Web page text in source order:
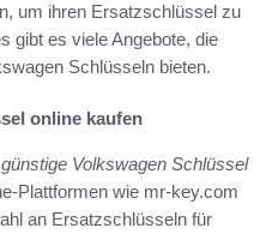
um ihren Ersatzschlüssel zu
gibt es viele Angebote, die
Schlüsseln bieten.
online kaufen
günstige Volkswagen Schlüssel
Plattformen wie mr-key.com
an Ersatzschlüsseln für